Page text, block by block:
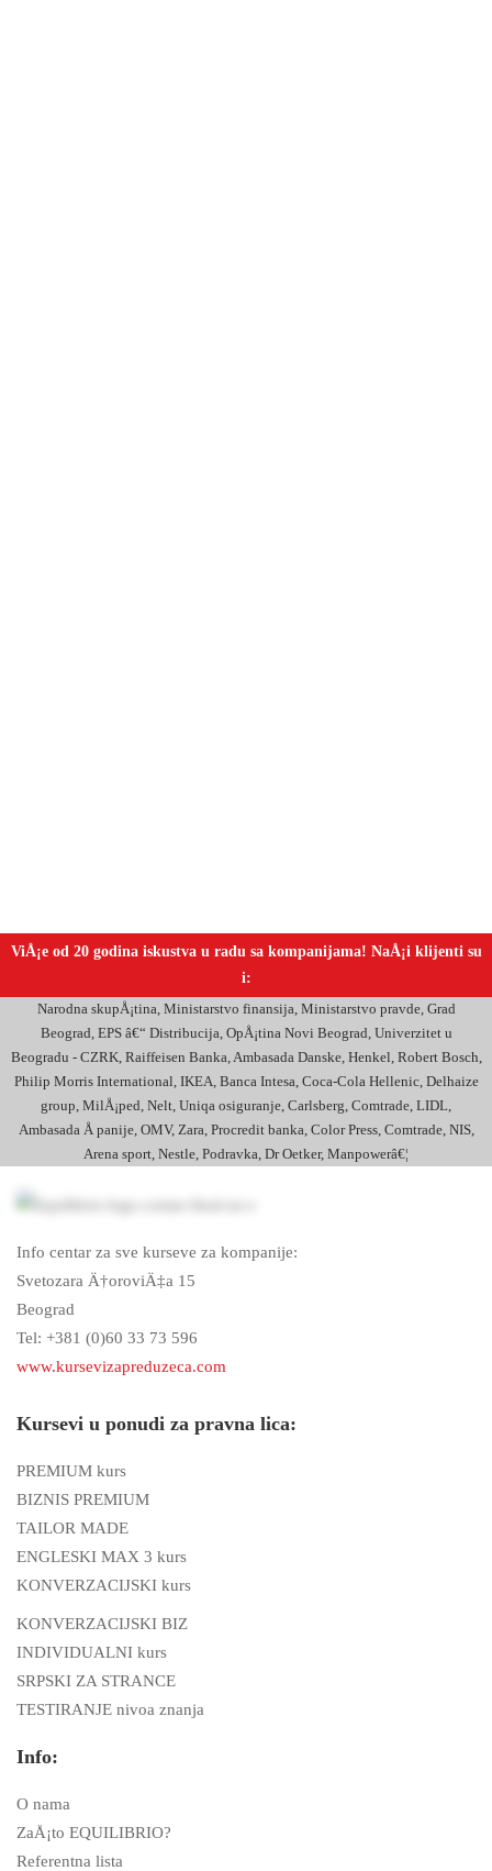
ViÅ¡e od 20 godina iskustva u radu sa kompanijama! NaÅ¡i klijenti su
i:
Narodna skupÅ¡tina, Ministarstvo finansija, Ministarstvo pravde, Grad
Beograd, EPS â€“ Distribucija, OpÅ¡tina Novi Beograd, Univerzitet u
Beogradu - CZRK, Raiffeisen Banka, Ambasada Danske, Henkel, Robert Bosch,
Philip Morris International, IKEA, Banca Intesa, Coca-Cola Hellenic, Delhaize
group, MilÅ¡ped, Nelt, Uniqa osiguranje, Carlsberg, Comtrade, LIDL,
Ambasada Å panije, OMV, Zara, Procredit banka, Color Press, Comtrade, NIS,
Arena sport, Nestle, Podravka, Dr Oetker, Manpowerâ€¦
Info centar za sve kurseve za kompanije:
Svetozara Ä†oroviÄ‡a 15
Beograd
Tel: +381 (0)60 33 73 596
www.kursevizapreduzeca.com
Kursevi u ponudi za pravna lica:
PREMIUM kurs
BIZNIS PREMIUM
TAILOR MADE
ENGLESKI MAX 3 kurs
KONVERZACIJSKI kurs
KONVERZACIJSKI BIZ
INDIVIDUALNI kurs
SRPSKI ZA STRANCE
TESTIRANJE nivoa znanja
Info:
O nama
ZaÅ¡to EQUILIBRIO?
Referentna lista